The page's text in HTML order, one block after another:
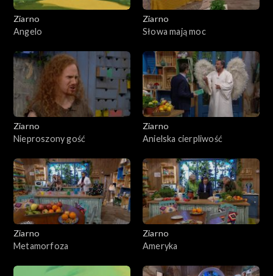
Ziarno
Angelo
Ziarno
Słowa mają moc
Ziarno
Nieproszony gość
Ziarno
Anielska cierpliwość
Ziarno
Metamorfoza
Ziarno
Ameryka